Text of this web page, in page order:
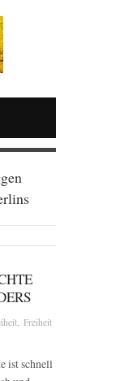
, Freiheit
ist schnell